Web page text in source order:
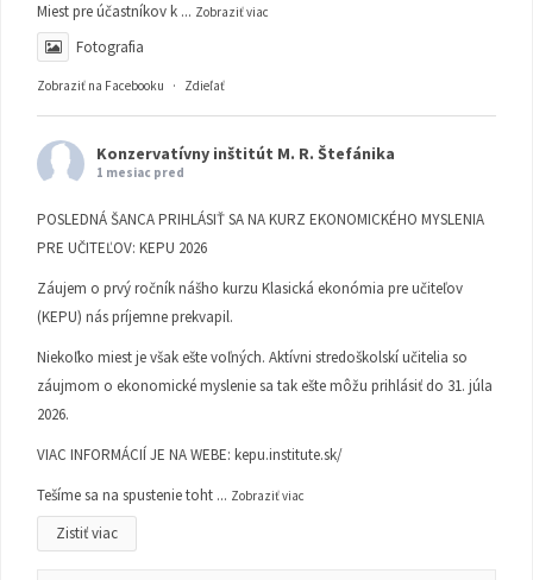
Miest pre účastníkov k ... Zobraziť viac
Fotografia
Zobraziť na Facebooku · Zdieľať
Konzervatívny inštitút M. R. Štefánika
1 mesiac pred
POSLEDNÁ ŠANCA PRIHLÁSIŤ SA NA KURZ EKONOMICKÉHO MYSLENIA
PRE UČITEĽOV: KEPU 2026
Záujem o prvý ročník nášho kurzu Klasická ekonómia pre učiteľov
(KEPU) nás príjemne prekvapil.
Niekoľko miest je však ešte voľných. Aktívni stredoškolskí učitelia so
záujmom o ekonomické myslenie sa tak ešte môžu prihlásiť do 31. júla
2026.
VIAC INFORMÁCIÍ JE NA WEBE: kepu.institute.sk/
Tešíme sa na spustenie toht ... Zobraziť viac
Zistiť viac